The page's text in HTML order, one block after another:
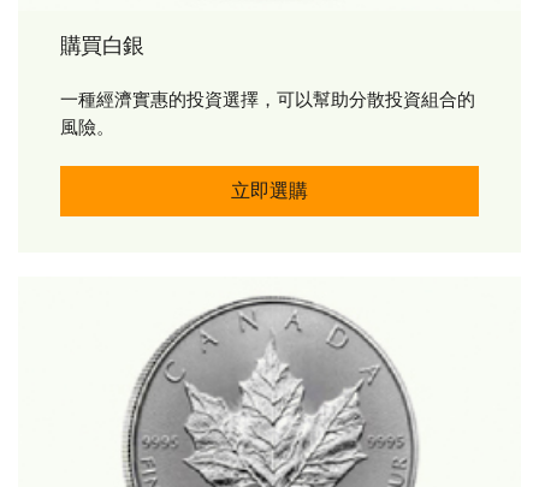
購買白銀
一種經濟實惠的投資選擇，可以幫助分散投資組合的
風險。
購買白銀 立即購買
立即選購